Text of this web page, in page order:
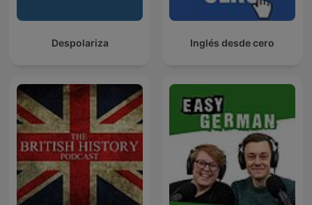
Despolariza Inglés desde cero